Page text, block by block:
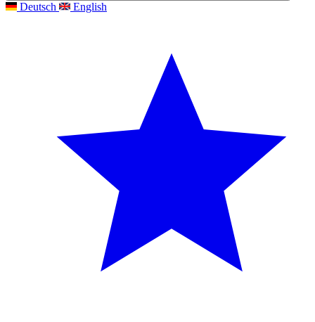
Deutsch English